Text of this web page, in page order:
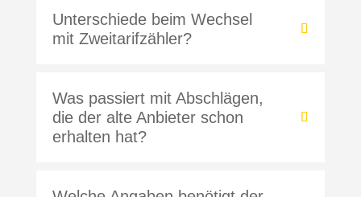
Unterschiede beim Wechsel
mit Zweitarifzähler?
Was passiert mit Abschlägen,
die der alte Anbieter schon
erhalten hat?